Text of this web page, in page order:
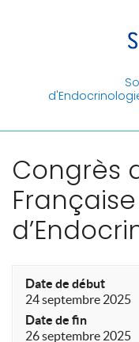
Congrès
Française
Date de début
24 septembre 2025
Date de fin
26 septembre 2025